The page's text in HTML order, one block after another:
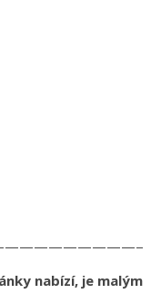
nabízí, je malým